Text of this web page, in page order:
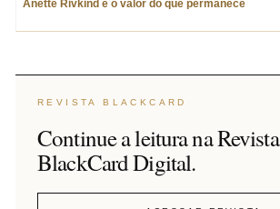
Anette Rivkind e o valor do que permanece
REVISTA BLACKCARD
Continue a leitura na Revista
BlackCard Digital.